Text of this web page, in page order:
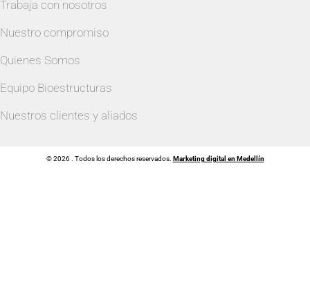
Trabaja con nosotros
Nuestro compromiso
Quienes Somos
Equipo Bioestructuras
Nuestros clientes y aliados
© 2026 . Todos los derechos reservados. Marketing digital en Medellín